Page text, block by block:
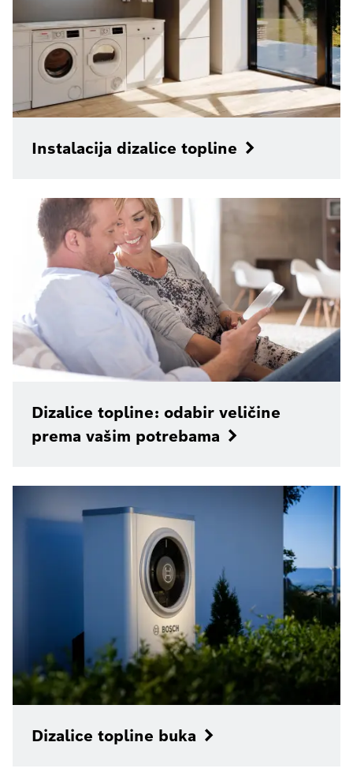
Instalacija dizalice topline
Dizalice topline: odabir veličine
prema vašim potrebama
Dizalice topline buka